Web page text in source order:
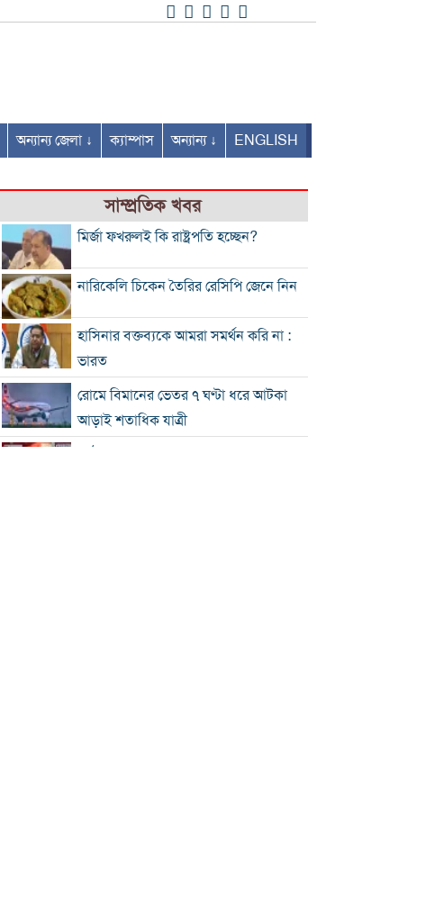
অন্যান্য জেলা ↓ ক্যাম্পাস অন্যান্য ↓ ENGLISH
সাম্প্রতিক খবর
মির্জা ফখরুলই কি রাষ্ট্রপতি হচ্ছেন?
নারিকেলি চিকেন তৈরির রেসিপি জেনে নিন
হাসিনার বক্তব্যকে আমরা সমর্থন করি না :
ভারত
রোমে বিমানের ভেতর ৭ ঘণ্টা ধরে আটকা
আড়াই শতাধিক যাত্রী